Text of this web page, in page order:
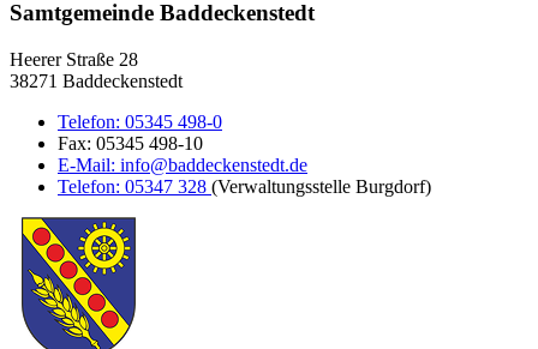
Samtgemeinde Baddeckenstedt
Heerer Straße 28
38271 Baddeckenstedt
Telefon: 05345 498-0
Fax: 05345 498-10
E-Mail: info@baddeckenstedt.de
Telefon: 05347 328 (Verwaltungsstelle Burgdorf)